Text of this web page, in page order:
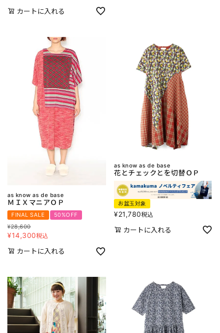
カートに入れる
as know as de base
ＭＩＸマニアＯＰ
FINAL SALE
50%OFF
¥28,600
¥14,300税込
カートに入れる
as know as de base
花とチェックとを切替ＯＰ
お盆玉対象
¥21,780税込
カートに入れる